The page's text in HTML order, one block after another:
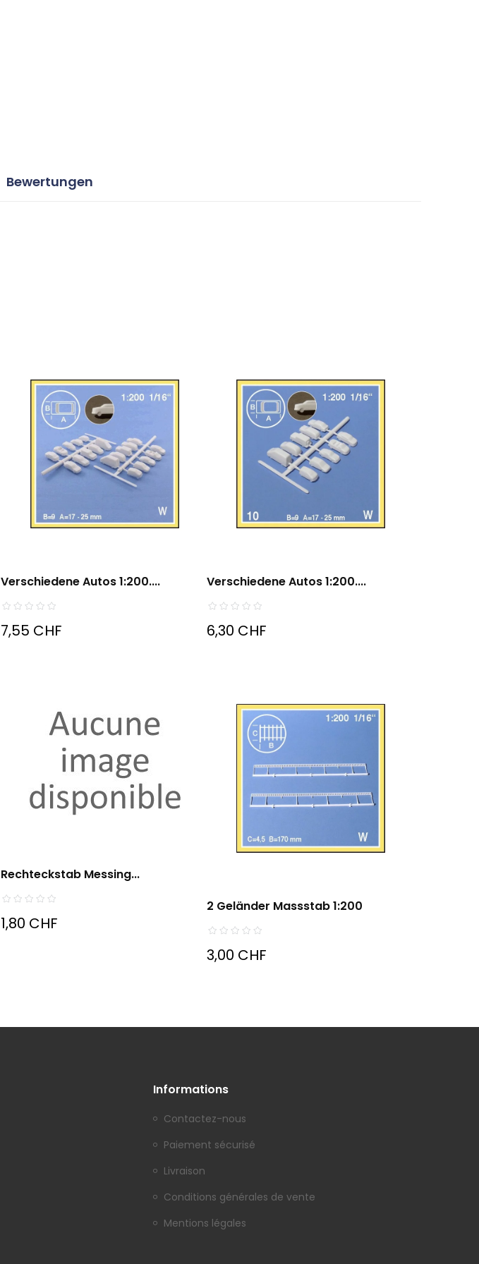
Bewertungen
Verschiedene Autos 1:200....
7,55 CHF
Verschiedene Autos 1:200....
6,30 CHF
Rechteckstab Messing...
1,80 CHF
2 Geländer Massstab 1:200
3,00 CHF
Informations
Contactez-nous
Paiement sécurisé
Livraison
Conditions générales de vente
Mentions légales